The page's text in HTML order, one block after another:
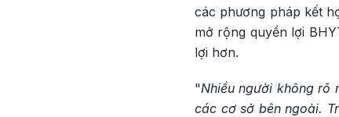
các phương pháp kết
mở rộng quyền lợi
lợi hơn.
"Nhiều người không rõ
các cơ sở bên ngoài.